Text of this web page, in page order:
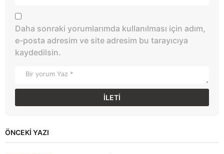
Daha sonraki yorumlarımda kullanılması için adım,
e-posta adresim ve site adresim bu tarayıcıya
kaydedilsin.
ÖNCEKI YAZI